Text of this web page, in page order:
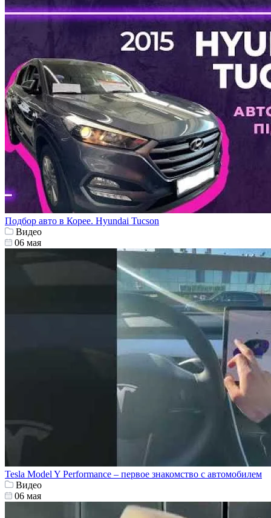
Подбор авто в Корее. Hyundai Tucson
Видео
06 мая
Tesla Model Y Performance – первое знакомство с автомобилем
Видео
06 мая